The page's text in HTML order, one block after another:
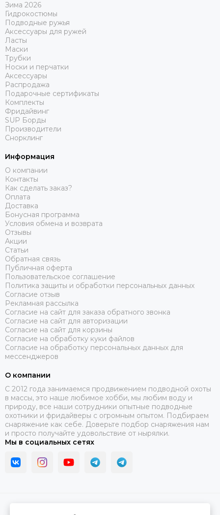
Зима 2026
Гидрокостюмы
Подводные ружья
Аксессуары для ружей
Ласты
Маски
Трубки
Носки и перчатки
Аксессуары
Распродажа
Подарочные сертификаты
Комплекты
Фридайвинг
SUP Борды
Производители
Снорклинг
Информация
О компании
Контакты
Как сделать заказ?
Оплата
Доставка
Бонусная программа
Условия обмена и возврата
Отзывы
Акции
Статьи
Обратная связь
Публичная оферта
Пользовательское соглашение
Политика защиты и обработки персональных данных
Согласие отзыв
Рекламная рассылка
Согласие на сайт для заказа обратного звонка
Согласие на сайт для авторизации
Согласие на сайт для корзины
Согласие на обработку куки файлов
Согласие на обработку персональных данных для
мессенджеров
О компании
C 2012 года занимаемся продвижением подводной охоты
в массы, это наше любимое хобби, мы любим воду и
природу, все наши сотрудники опытные подводные
охотники и фридайверы с огромным опытом. Подбираем
снаряжение как себе. Доверьте подбор снаряжения нам
и просто получайте удовольствие от нырялки.
Мы в социальных сетях